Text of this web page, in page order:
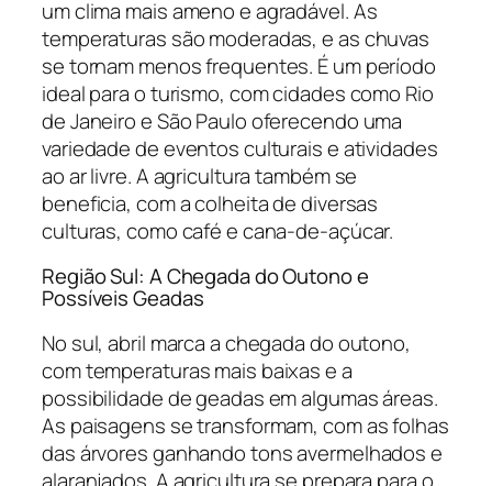
um clima mais ameno e agradável. As
temperaturas são moderadas, e as chuvas
se tornam menos frequentes. É um período
ideal para o turismo, com cidades como Rio
de Janeiro e São Paulo oferecendo uma
variedade de eventos culturais e atividades
ao ar livre. A agricultura também se
beneficia, com a colheita de diversas
culturas, como café e cana-de-açúcar.
Região Sul: A Chegada do Outono e
Possíveis Geadas
No sul, abril marca a chegada do outono,
com temperaturas mais baixas e a
possibilidade de geadas em algumas áreas.
As paisagens se transformam, com as folhas
das árvores ganhando tons avermelhados e
alaranjados. A agricultura se prepara para o